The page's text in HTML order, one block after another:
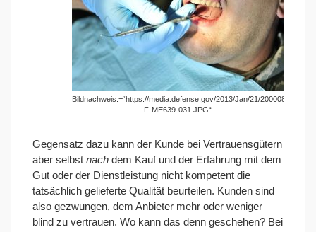
Bildnachweis:=“https://media.defense.gov/2013/Jan/21/2000082794/-
F-ME639-031.JPG“
Gegensatz dazu kann der Kunde bei Vertrauensgütern
aber selbst nach dem Kauf und der Erfahrung mit dem
Gut oder der Dienstleistung nicht kompetent die
tatsächlich gelieferte Qualität beurteilen. Kunden sind
also gezwungen, dem Anbieter mehr oder weniger
blind zu vertrauen. Wo kann das denn geschehen? Bei